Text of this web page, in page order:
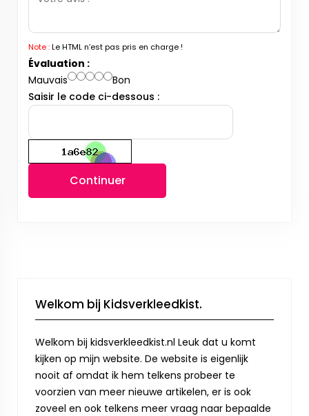
Note :Le HTML n’est pas pris en charge !
Évaluation :
Mauvais
Bon
Saisir le code ci-dessous :
Continuer
Welkom bij Kidsverkleedkist.
Welkom bij kidsverkleedkist.nl Leuk dat u komt
kijken op mijn website. De website is eigenlijk
nooit af omdat ik hem telkens probeer te
voorzien van meer nieuwe artikelen, er is ook
zoveel en ook telkens meer vraag naar bepaalde